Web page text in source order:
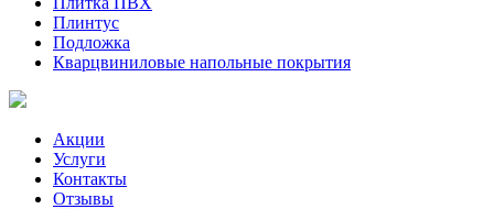
Плинтус
Подложка
Кварцвиниловые напольные покрытия
Акции
Услуги
Контакты
Отзывы